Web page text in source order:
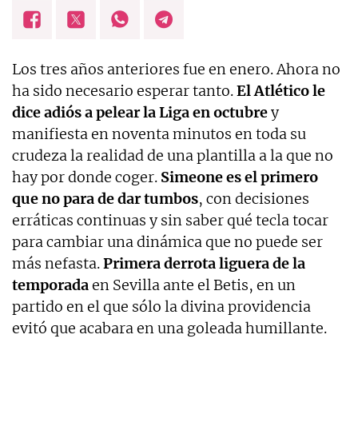
Los tres años anteriores fue en enero. Ahora no
ha sido necesario esperar tanto.El Atlético le
dice adiós a pelear la Liga en octubrey
manifiesta en noventa minutos en toda su
crudeza la realidad de una plantilla a la que no
hay por donde coger. Simeone es el primero
que no para de dar tumbos, con decisiones
erráticas continuas y sin saber qué tecla tocar
para cambiar una dinámica que no puede ser
más nefasta.Primera derrota liguera de la
temporadaen Sevilla ante el Betis, en un
partido en el que sólo la divina providencia
evitó que acabara en una goleada humillante.